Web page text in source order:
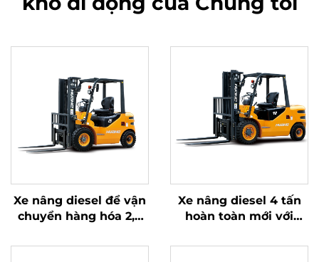
Xe nâng diesel để vận
chuyển hàng hóa 2,5
giản và dỡ hàng lên
Xe nâng diesel 4 tấn
hoàn toàn mới với
Bản chất lượng cao